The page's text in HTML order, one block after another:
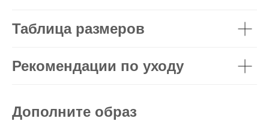
Таблица размеров
Рекомендации по уходу
Дополните образ